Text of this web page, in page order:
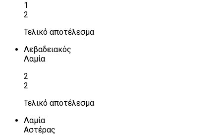
1
2
Τελικό αποτέλεσμα
Λεβαδειακός
Λαμία
2
2
Τελικό αποτέλεσμα
Λαμία
Αστέρας